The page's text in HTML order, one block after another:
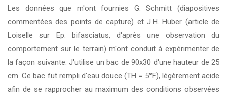
Les données que m'ont fournies G. Schmitt (diapositives
commentées des points de capture) et J.H. Huber (article de
Loiselle sur Ep. bifasciatus, d'après une observation du
comportement sur le terrain) m'ont conduit à expérimenter de
la façon suivante. J'utilise un bac de 90x30 d'une hauteur de 25
cm. Ce bac fut rempli d'eau douce (TH = 5°F), légèrement acide
afin de se rapprocher au maximum des conditions observées